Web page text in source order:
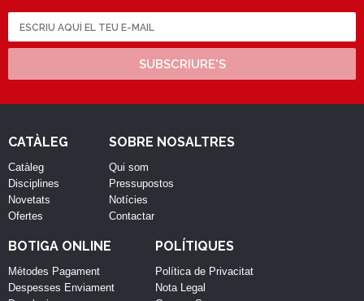
SUBSCRIURE'S
CATÀLEG
Catàleg
Disciplines
Novetats
Ofertes
SOBRE NOSALTRES
Qui som
Pressupostos
Notícies
Contactar
BOTIGA ONLINE
Mètodes Pagament
Despesses Enviament
POLÍTIQUES
Política de Privacitat
Nota Legal